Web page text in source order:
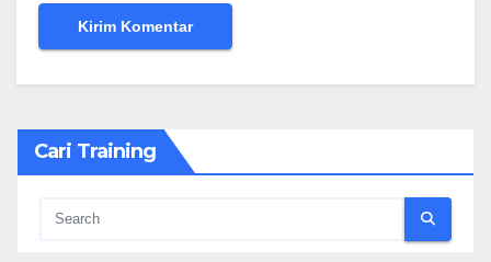
Cari Training